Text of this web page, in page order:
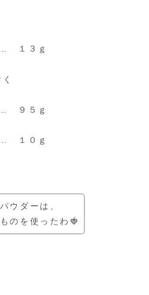
３ｇ
５ｇ
１０ｇ
ウダーは、
のを使ったわ🍓